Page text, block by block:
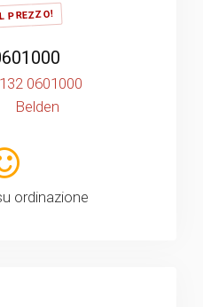
PREZZO!
0601000
Belden
ordinazione